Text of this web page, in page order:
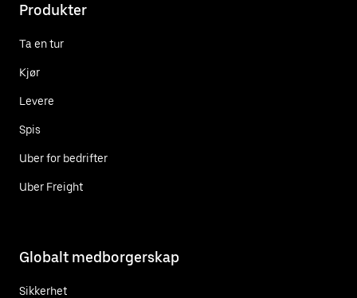
Produkter
Ta en tur
Kjør
Levere
Spis
Uber for bedrifter
Uber Freight
Globalt medborgerskap
Sikkerhet